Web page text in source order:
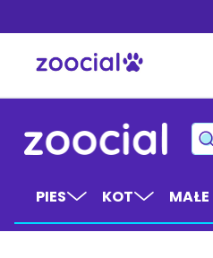
treści
PIES KOT